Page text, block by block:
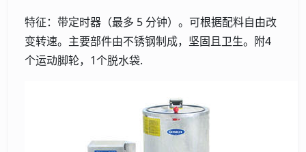
特征：带定时器（最多 5 分钟）。可根据配料自由改
变转速。主要部件由不锈钢制成，坚固且卫生。附4
个运动脚轮，1个脱水袋.